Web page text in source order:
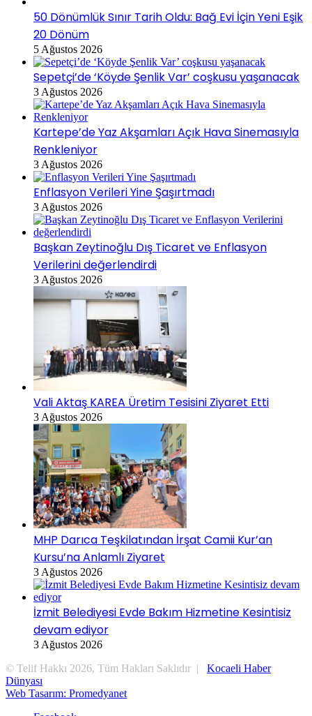
50 Dönümlük Sınır Tarih Oldu: Bağ Evi İçin Yeni Eşik
20 Dönüm
5 Ağustos 2026
Sepetçi’de ‘Köyde Şenlik Var’ coşkusu yaşanacak
3 Ağustos 2026
Kartepe’de Yaz Akşamları Açık Hava Sinemasıyla
Renkleniyor
3 Ağustos 2026
Enflasyon Verileri Yine Şaşırtmadı
3 Ağustos 2026
Başkan Zeytinoğlu Dış Ticaret ve Enflasyon
Verilerini değerlendirdi
3 Ağustos 2026
Vali Aktaş KAREA Üretim Tesisini Ziyaret Etti
3 Ağustos 2026
MHP Darıca Teşkilatından İrşat Camii Kur’an
Kursu’na Anlamlı Ziyaret
3 Ağustos 2026
İzmit Belediyesi Evde Bakım Hizmetine Kesintisiz
devam ediyor
3 Ağustos 2026
© Telif Hakkı 2026, Tüm Hakları Saklıdır | Kocaeli Haber
Dünyası
Web Tasarım: Promedyanet